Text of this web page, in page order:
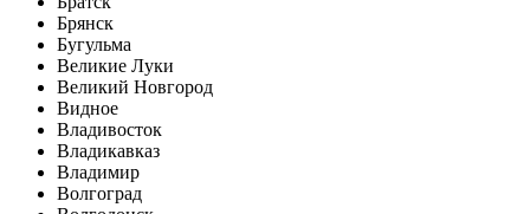
Брянск
Бугульма
Великие Луки
Великий Новгород
Видное
Владивосток
Владикавказ
Владимир
Волгоград